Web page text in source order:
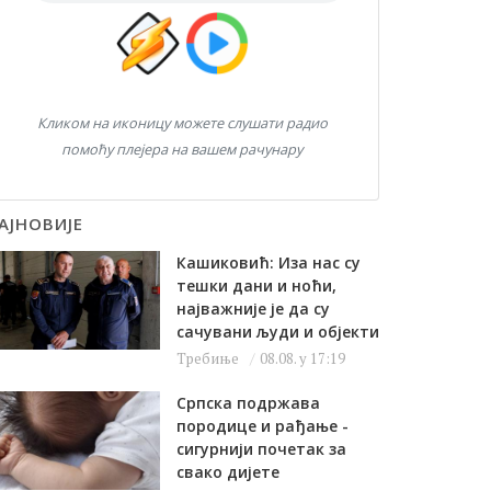
Кликом на иконицу можете слушати радио
помоћу плејера на вашем рачунару
Кашиковић: Иза нас су
тешки дани и ноћи,
најважније је да су
сачувани људи и објекти
Требиње 08.08. у 17:19
Српска подржава
породице и рађање -
сигурнији почетак за
свако дијете